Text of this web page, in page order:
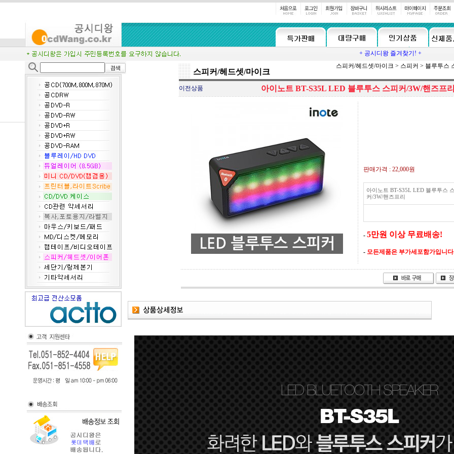
+ 공시디왕 즐겨찾기! +
스피커/헤드셋/마이크
스피커/헤드셋/마이크 > 스피커 > 블루투스
이전상품 아이노트 BT-S35L LED 블루투스 스피커/3W/핸즈프
판매가격 : 22,000원
아이노트 BT-S35L LED 블루투스
커/3W/핸즈프리
- 5만원 이상 무료배송!
- 모든제품은 부가세포함가입니